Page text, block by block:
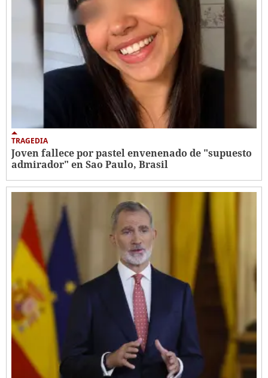
TRAGEDIA
Joven fallece por pastel envenenado de "supuesto
admirador" en Sao Paulo, Brasil